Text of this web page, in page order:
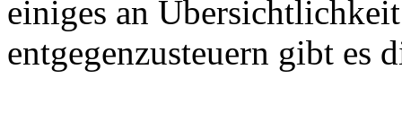
einiges an
entgegenzusteuern gibt es